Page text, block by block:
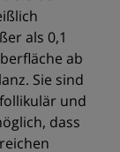
als 0,1
ab
Sie sind
und
dass